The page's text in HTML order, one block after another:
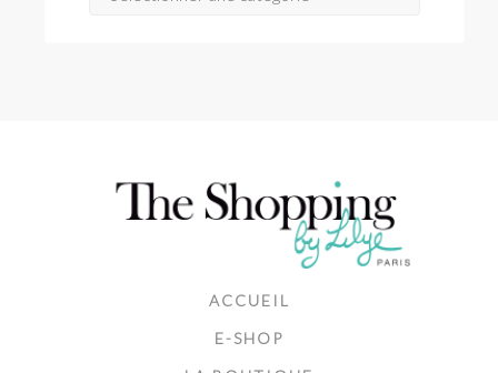
ACCUEIL
E-SHOP